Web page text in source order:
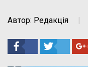
Автор: Редакція |